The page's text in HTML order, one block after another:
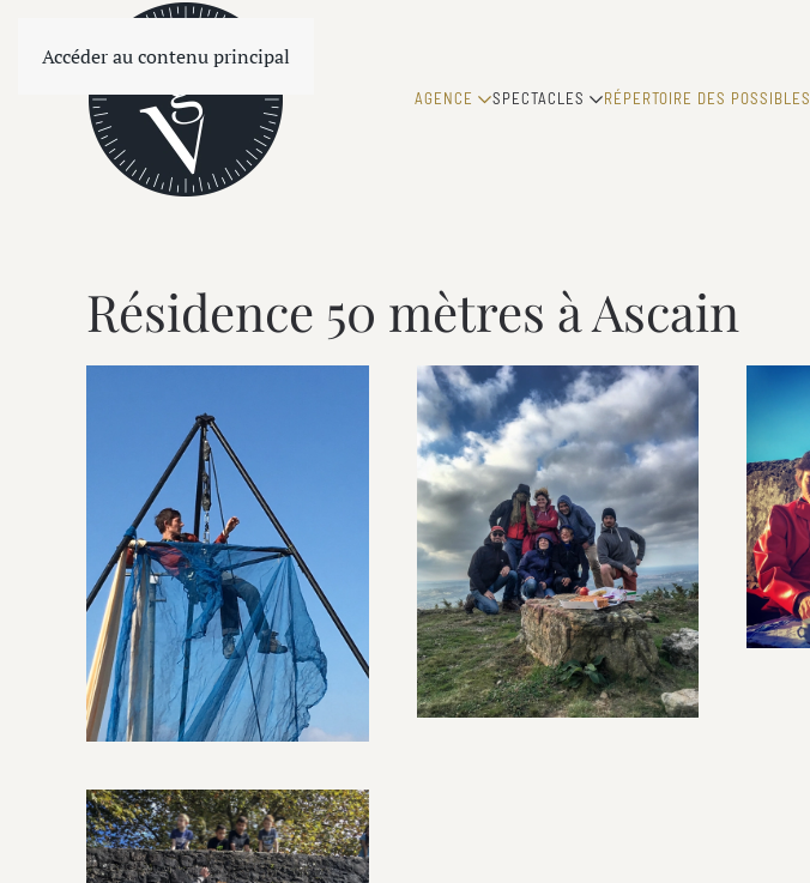
Accéder au contenu principal
AGENCE SPECTACLES RÉPERTOIRE DES POSSIBLES
Résidence 50 mètres à Ascain